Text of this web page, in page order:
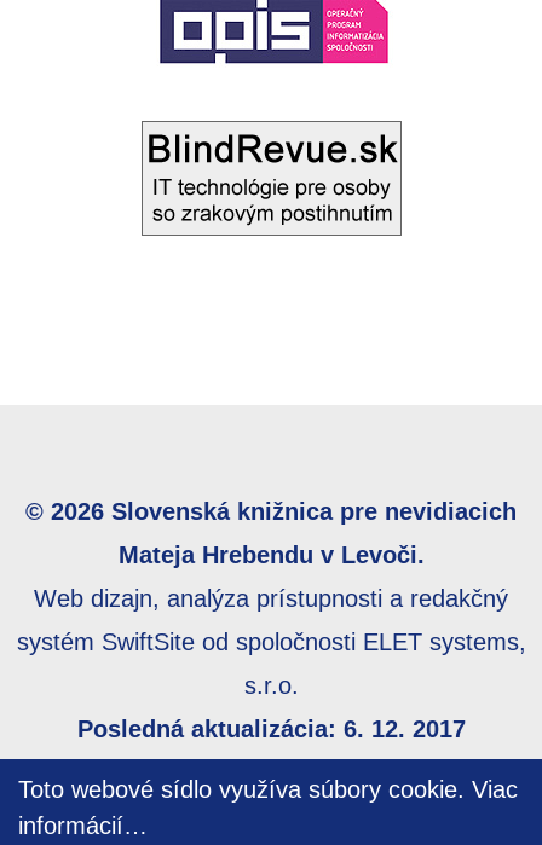
Toto webové sídlo využíva súbory cookie. Viac
informácií…
© 2026 Slovenská knižnica pre nevidiacich
Mateja Hrebendu v Levoči.
Web dizajn, analýza prístupnosti a redakčný
systém SwiftSite od spoločnosti ELET systems,
s.r.o.
Posledná aktualizácia: 6. 12. 2017
prístupnosti